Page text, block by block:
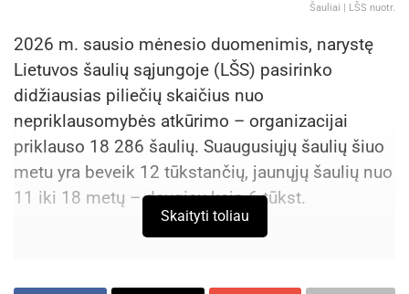
Šauliai | LŠS nuotr.
2026 m. sausio mėnesio duomenimis, narystę
Lietuvos šaulių sąjungoje (LŠS) pasirinko
didžiausias piliečių skaičius nuo
nepriklausomybės atkūrimo – organizacijai
priklauso 18 286 šaulių. Suaugusiųjų šaulių šiuo
metu yra beveik 12 tūkstančių, jaunųjų šaulių nuo
11 iki 18 metų – daugiau kaip 6 tūkst.
Siekiant išsiaiškinti, kokios motyvacijos vedami
Skaityti toliau